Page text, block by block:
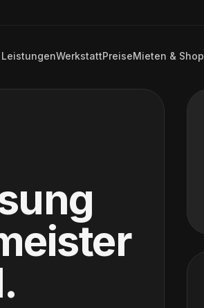
LeistungenWerkstattPreiseMieten & Shop
.